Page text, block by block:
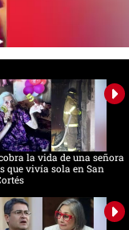
la vida de una señora
que vivía sola en San